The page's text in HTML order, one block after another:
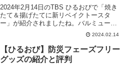
2024年2月14日のTBS ひるおびで「焼き
たて＆揚げたてに新リベイクトースタ
ー」が紹介されましたね。バルミューダ
「ReBaker」は、リベイクすると、かな
り美味しさが復活するというのはびっく
りです！2024年2月20日発売開始予定で
す。
2024.02.14
【ひるおび】防災フェーズフリー
グッズの紹介と評判